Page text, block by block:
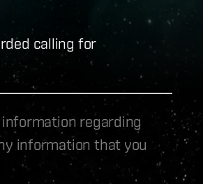
calling for
regarding
information that you